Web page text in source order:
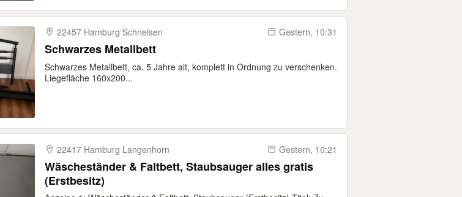
22457 Hamburg Schnelsen Gestern, 10:31
Schwarzes Metallbett
Schwarzes Metallbett, ca. 5 Jahre alt, komplett in Ordnung zu verschenken.
Liegefläche 160x200...
22417 Hamburg Langenhorn Gestern, 10:21
Wäscheständer & Faltbett, Staubsauger alles gratis
(Erstbesitz)